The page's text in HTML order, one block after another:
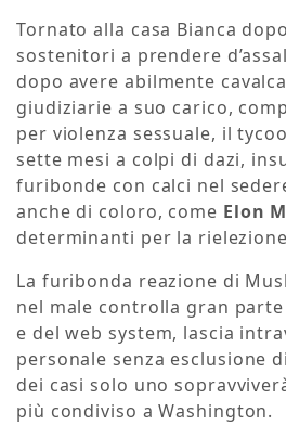
Tornato alla casa Bianca
sostenitori a prendere
dopo avere abilmente
giudiziarie a suo carico,
per violenza sessuale, il
sette mesi a colpi di dazi,
furibonde con calci nel
anche di coloro, come Elon
determinanti per la
La furibonda reazione di
nel male controlla gran
e del web system, lascia
personale senza esclusione
dei casi solo uno
più condiviso a Washington.